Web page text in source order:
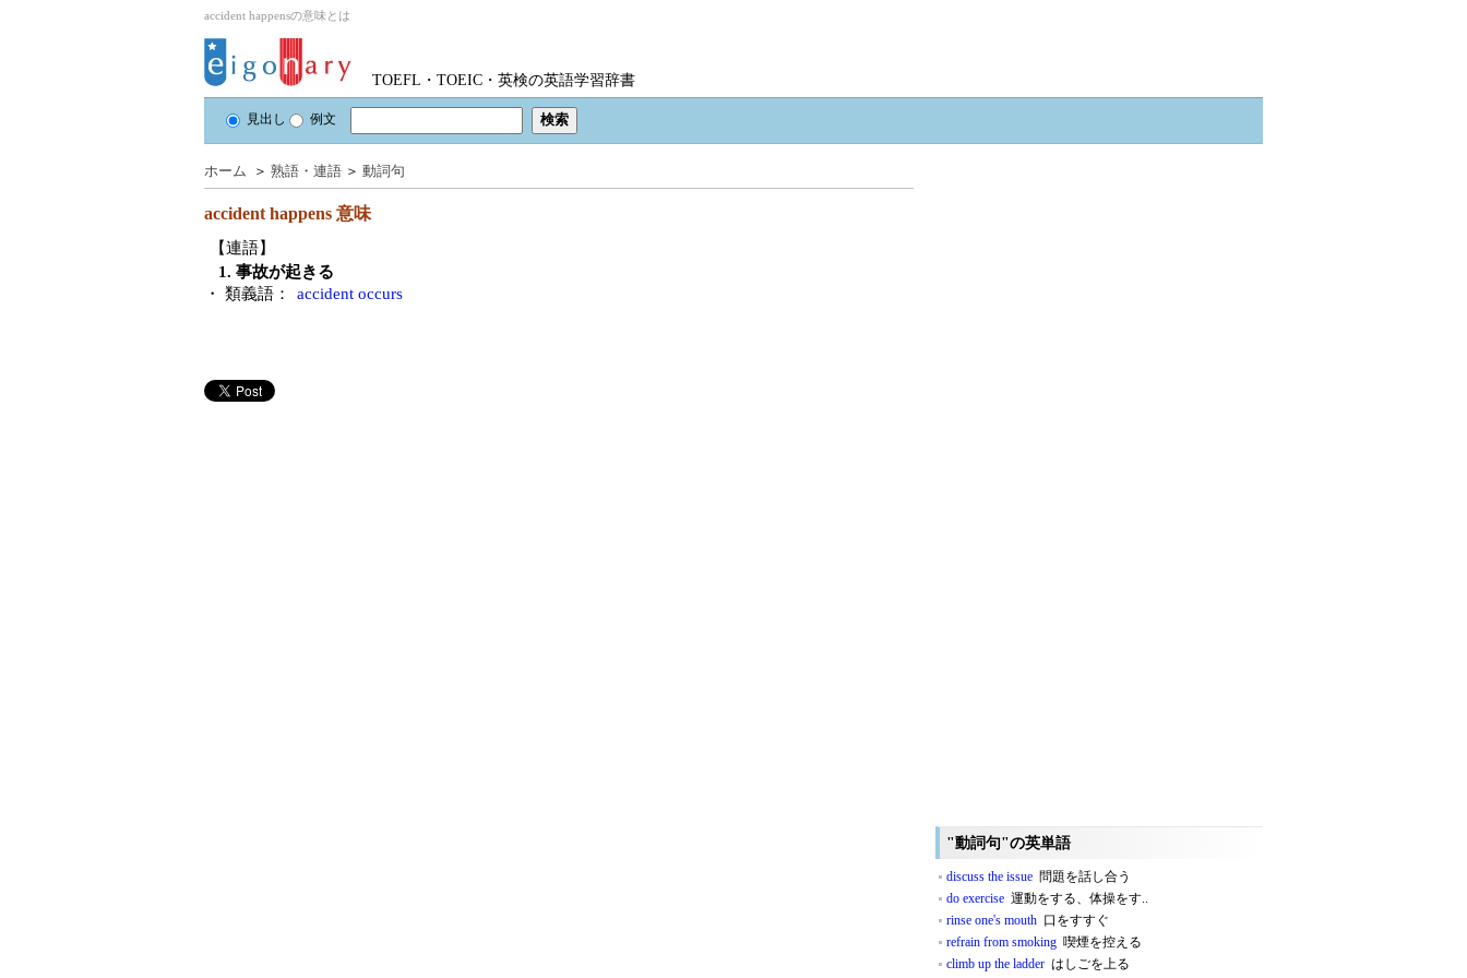
accident happensの意味とは
TOEFL・TOEIC・英検の英語学習辞書
見出し 例文
ホーム ＞ 熟語・連語 ＞ 動詞句
accident happens 意味
【連語】
1. 事故が起きる
・ 類義語：
accident occurs
"動詞句"の英単語
discuss the issue 問題を話し合う
do exercise 運動をする、体操をす..
rinse one's mouth 口をすすぐ
refrain from smoking 喫煙を控える
climb up the ladder はしごを上る